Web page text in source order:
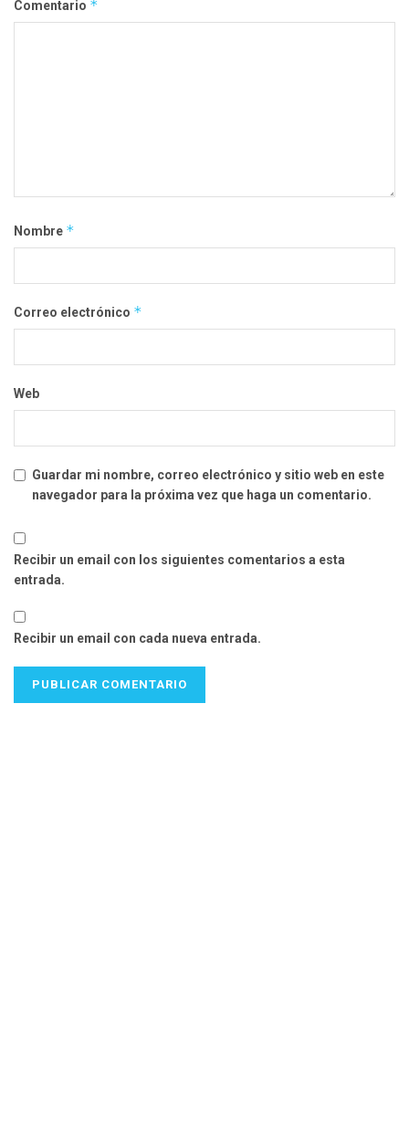
Comentario *
Nombre *
Correo electrónico *
Web
Guardar mi nombre, correo electrónico y sitio web en este
navegador para la próxima vez que haga un comentario.
Recibir un email con los siguientes comentarios a esta
entrada.
Recibir un email con cada nueva entrada.